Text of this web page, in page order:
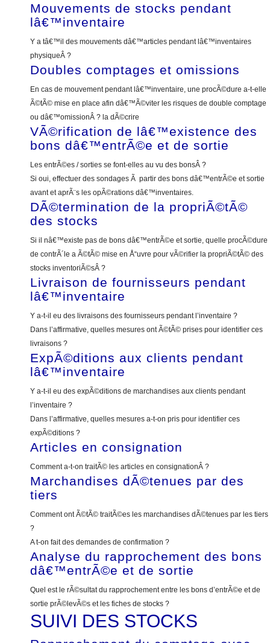
Mouvements de stocks pendant
lâ€™inventaire
Y a tâ€™il des mouvements dâ€™articles pendant lâ€™inventaires
physiqueÂ ?
Doubles comptages et omissions
En cas de mouvement pendant lâ€™inventaire, une procÃ©dure a-t-elle
Ã©tÃ© mise en place afin dâ€™Ã©viter les risques de double comptage
ou dâ€™omissionÂ ? la dÃ©crire
VÃ©rification de lâ€™existence des
bons dâ€™entrÃ©e et de sortie
Les entrÃ©es / sorties se font-elles au vu des bonsÂ ?
Si oui, effectuer des sondages Ã partir des bons dâ€™entrÃ©e et sortie
avant et aprÃ¨s les opÃ©rations dâ€™inventaires.
DÃ©termination de la propriÃ©tÃ©
des stocks
Si il nâ€™existe pas de bons dâ€™entrÃ©e et sortie, quelle procÃ©dure
de contrÃ´le a Ã©tÃ© mise en Å“uvre pour vÃ©rifier la propriÃ©tÃ© des
stocks inventoriÃ©sÂ ?
Livraison de fournisseurs pendant
lâ€™inventaire
Y a-t-il eu des livraisons des fournisseurs pendant l’inventaire ?
Dans l’affirmative, quelles mesures ont Ã©tÃ© prises pour identifier ces
livraisons ?
ExpÃ©ditions aux clients pendant
lâ€™inventaire
Y a-t-il eu des expÃ©ditions de marchandises aux clients pendant
l’inventaire ?
Dans l’affirmative, quelles mesures a-t-on pris pour identifier ces
expÃ©ditions ?
Articles en consignation
Comment a-t-on traitÃ© les articles en consignationÂ ?
Marchandises dÃ©tenues par des
tiers
Comment ont Ã©tÃ© traitÃ©es les marchandises dÃ©tenues par les tiers
?
A t-on fait des demandes de confirmation ?
Analyse du rapprochement des bons
dâ€™entrÃ©e et de sortie
Quel est le rÃ©sultat du rapprochement entre les bons d’entrÃ©e et de
sortie prÃ©levÃ©s et les fiches de stocks ?
SUIVI DES STOCKS